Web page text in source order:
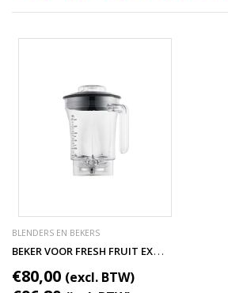
BLENDERS EN BEKERS
B
EKER VOOR FRESH FRUIT EXPRESS BLENDER MET GELUIDSWERENDE KAP 1.5L
€80,00 (excl. BTW)